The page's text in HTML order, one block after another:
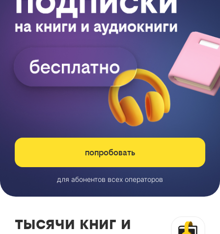
попробовать
для абонентов всех операторов
тысячи книг и